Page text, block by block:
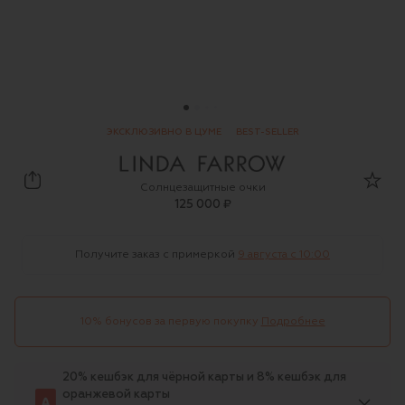
ЭКСКЛЮЗИВНО В ЦУМЕ BEST-SELLER
Linda Farrow
Солнцезащитные очки
125 000 ₽
Получите заказ с примеркой 9 августа c 10:00
10% бонусов за первую покупку Подробнее
20% кешбэк для чёрной карты и 8% кешбэк для
оранжевой карты